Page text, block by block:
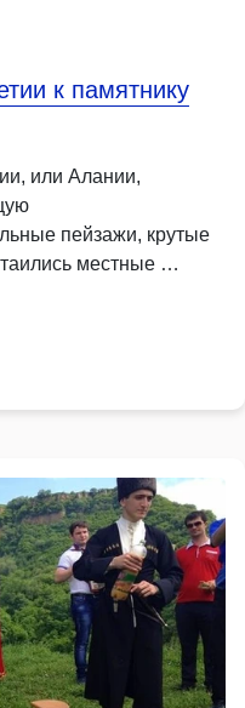
к памятнику
или Алании,
пейзажи, крутые
местные …